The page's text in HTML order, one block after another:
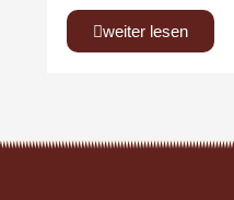
weiter lesen